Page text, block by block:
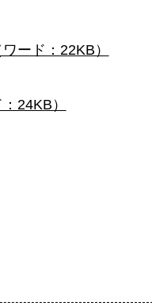
ード：22KB）
24KB）